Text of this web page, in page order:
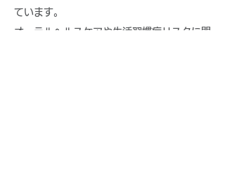
ています。
オーラルヘルスケアや生活習慣病リスクに関